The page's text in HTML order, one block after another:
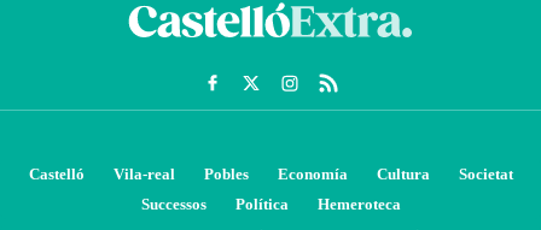
Castelló Vila-real Pobles Economía Cultura
Societat
Successos
Política Hemeroteca